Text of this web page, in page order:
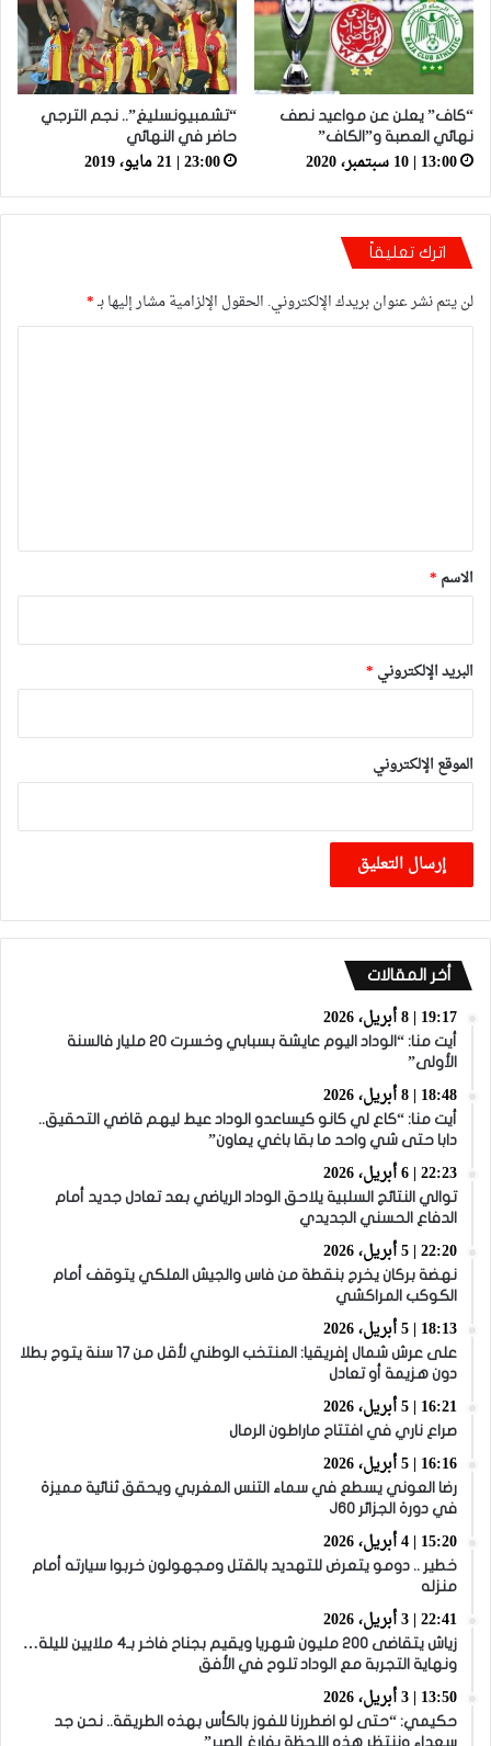
“كاف” يعلن عن مواعيد نصف
نهائي العصبة و”الكاف”
13:00 | 10 سبتمبر، 2020
“تشمبيونسليغ”.. نجم الترجي
حاضر في النهائي
23:00 | 21 مايو، 2019
اترك تعليقاً
لن يتم نشر عنوان بريدك الإلكتروني. الحقول الإلزامية مشار إليها بـ*
*
الاسم *
البريد الإلكتروني *
الموقع الإلكتروني
أخر المقالات
19:17 | 8 أبريل، 2026
أيت منا: “الوداد اليوم عايشة بسبابي وخسرت 20 مليار فالسنة
الأولى”
18:48 | 8 أبريل، 2026
أيت منا: “كاع لي كانو كيساعدو الوداد عيط ليهم قاضي التحقيق..
دابا حتى شي واحد ما بقا باغي يعاون”
22:23 | 6 أبريل، 2026
توالي النتائج السلبية يلاحق الوداد الرياضي بعد تعادل جديد أمام
الدفاع الحسني الجديدي
22:20 | 5 أبريل، 2026
نهضة بركان يخرج بنقطة من فاس والجيش الملكي يتوقف أمام
الكوكب المراكشي
18:13 | 5 أبريل، 2026
على عرش شمال إفريقيا: المنتخب الوطني لأقل من 17 سنة يتوج بطلا
دون هزيمة أو تعادل
16:21 | 5 أبريل، 2026
صراع ناري في افتتاح ماراطون الرمال
16:16 | 5 أبريل، 2026
رضا العوني يسطع في سماء التنس المغربي ويحقق ثنائية مميزة
في دورة الجزائر J60
15:20 | 4 أبريل، 2026
خطير .. دومو يتعرض للتهديد بالقتل ومجهولون خربوا سيارته أمام
منزله
22:41 | 3 أبريل، 2026
زياش يتقاضى 200 مليون شهريا ويقيم بجناح فاخر بـ4 ملايين لليلة…
ونهاية التجربة مع الوداد تلوح في الأفق
13:50 | 3 أبريل، 2026
حكيمي: “حتى لو اضطررنا للفوز بالكأس بهذه الطريقة.. نحن جد
سعداء وننتظر هذه اللحظة بفارغ الصبر”